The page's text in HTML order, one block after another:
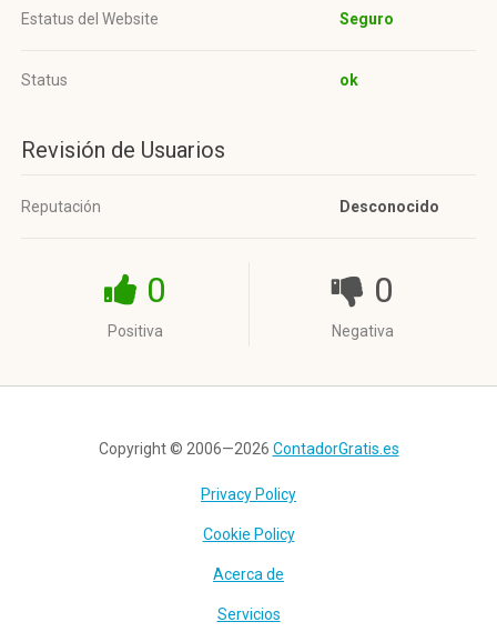
Estatus del Website Seguro
Status ok
Revisión de Usuarios
Reputación Desconocido
0
Positiva
0
Negativa
Copyright © 2006—2026 ContadorGratis.es
Privacy Policy
Cookie Policy
Acerca de
Servicios